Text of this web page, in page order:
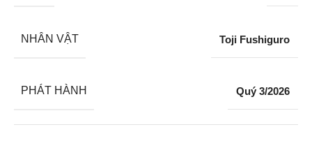
NHÂN VẬT Toji Fushiguro
PHÁT HÀNH Quý 3/2026